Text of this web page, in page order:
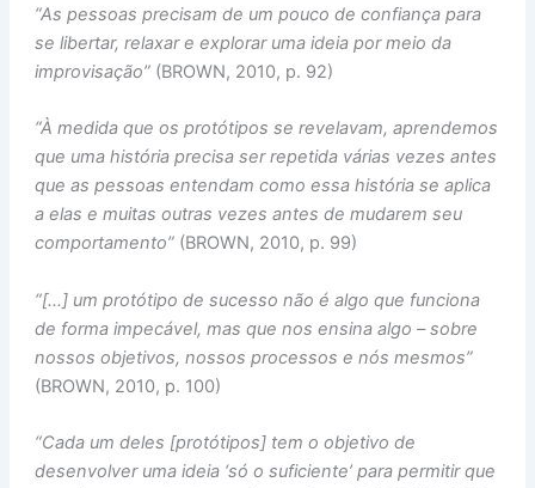
“As pessoas precisam de um pouco de confiança para
se libertar, relaxar e explorar uma ideia por meio da
improvisação” (BROWN, 2010, p. 92)
“À medida que os protótipos se revelavam, aprendemos
que uma história precisa ser repetida várias vezes antes
que as pessoas entendam como essa história se aplica
a elas e muitas outras vezes antes de mudarem seu
comportamento” (BROWN, 2010, p. 99)
“[…] um protótipo de sucesso não é algo que funciona
de forma impecável, mas que nos ensina algo – sobre
nossos objetivos, nossos processos e nós mesmos”
(BROWN, 2010, p. 100)
“Cada um deles [protótipos] tem o objetivo de
desenvolver uma ideia ‘só o suficiente’ para permitir que